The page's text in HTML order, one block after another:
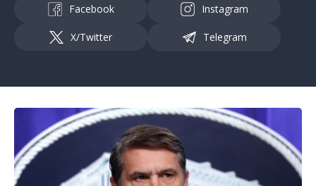
Facebook Instagram
X/Twitter Telegram